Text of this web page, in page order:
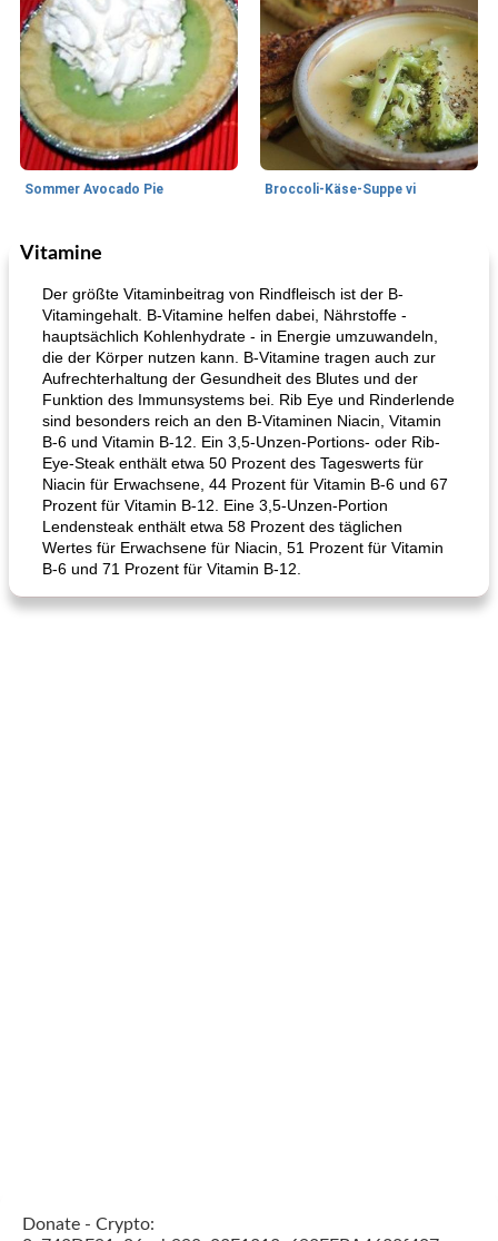
Sommer Avocado Pie Broccoli-Käse-Suppe vi
Kurs
Karamell-Brownie-Kuchen Cilantro-Curry-Hühnersalat
Vitamine
Der größte Vitaminbeitrag von Rindfleisch ist der B-
Vitamingehalt. B-Vitamine helfen dabei, Nährstoffe -
hauptsächlich Kohlenhydrate - in Energie umzuwandeln,
die der Körper nutzen kann. B-Vitamine tragen auch zur
Aufrechterhaltung der Gesundheit des Blutes und der
Funktion des Immunsystems bei. Rib Eye und Rinderlende
sind besonders reich an den B-Vitaminen Niacin, Vitamin
B-6 und Vitamin B-12. Ein 3,5-Unzen-Portions- oder Rib-
Eye-Steak enthält etwa 50 Prozent des Tageswerts für
Niacin für Erwachsene, 44 Prozent für Vitamin B-6 und 67
Prozent für Vitamin B-12. Eine 3,5-Unzen-Portion
Lendensteak enthält etwa 58 Prozent des täglichen
Wertes für Erwachsene für Niacin, 51 Prozent für Vitamin
B-6 und 71 Prozent für Vitamin B-12.
Donate - Crypto: